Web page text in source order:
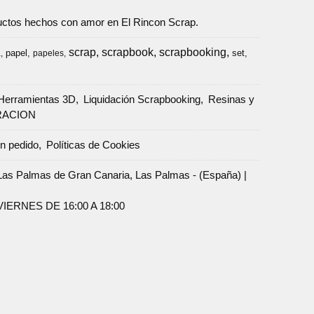
hechos con amor en El Rincon Scrap.
papel papeles scrap scrapbook scrapbooking set
3D Liquidación Scrapbooking
Resinas y
pedido Políticas de Cookies
Palmas de Gran Canaria, Las Palmas - (España) |
DE 16:00 A 18:00